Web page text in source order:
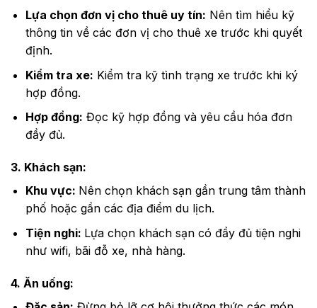
Lựa chọn đơn vị cho thuê uy tín: Nên tìm hiểu kỹ
thông tin về các đơn vị cho thuê xe trước khi quyết
định.
Kiểm tra xe: Kiểm tra kỹ tình trạng xe trước khi ký
hợp đồng.
Hợp đồng: Đọc kỹ hợp đồng và yêu cầu hóa đơn
đầy đủ.
3. Khách sạn:
Khu vực: Nên chọn khách sạn gần trung tâm thành
phố hoặc gần các địa điểm du lịch.
Tiện nghi: Lựa chọn khách sạn có đầy đủ tiện nghi
như wifi, bãi đỗ xe, nhà hàng.
4. Ăn uống: